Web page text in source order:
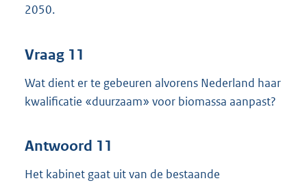
2050.
Vraag 11
Wat dient er te gebeuren alvorens Nederland haar
kwalificatie «duurzaam» voor biomassa aanpast?
Antwoord 11
Het kabinet gaat uit van de bestaande